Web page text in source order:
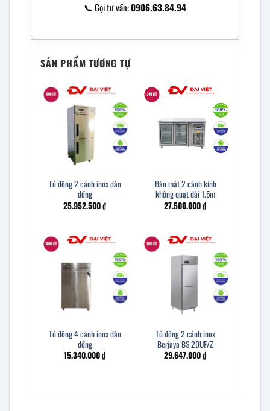
📞 Gọi tư vấn:0906.63.84.94
SẢN PHẨM TƯƠNG TỰ
Tủ đông 2 cánh inox dàn
đồng
25.952.500₫
Bàn mát 2 cánh kính
không quạt dài 1.5m
27.500.000₫
Tủ đông 4 cánh inox dàn
đồng
15.340.000₫
Tủ đông 2 cánh inox
Berjaya BS 2DUF/Z
29.647.000₫